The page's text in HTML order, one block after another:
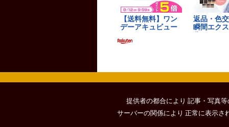
提供者の都合により 記事・写真
サーバーの関係により 正常に表示さ